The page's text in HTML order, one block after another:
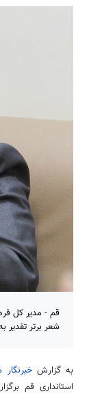
شعر برتر
به گزارشخبرنگار